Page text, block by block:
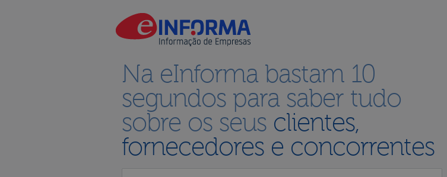
Na eInforma bastam 10
segundos para saber tudo
sobre os seus clientes,
fornecedores e concorrentes